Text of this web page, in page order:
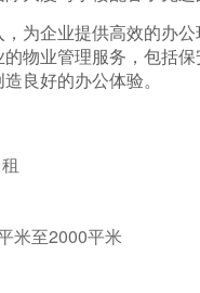
为企业提供高效的办公
物业管理服务，包括
良好的办公体验。
米至2000平米